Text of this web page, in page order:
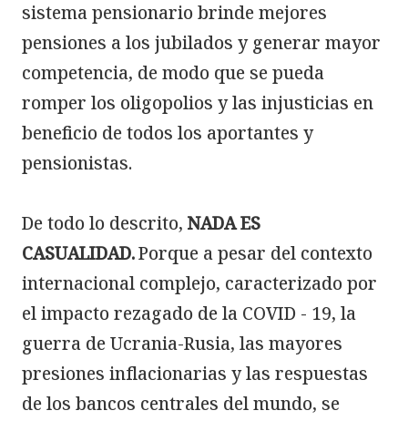
sistema pensionario brinde mejores
pensiones a los jubilados y generar mayor
competencia, de modo que se pueda
romper los oligopolios y las injusticias en
beneficio de todos los aportantes y
pensionistas.
De todo lo descrito, NADA ES
CASUALIDAD.Porque a pesar del contexto
internacional complejo, caracterizado por
el impacto rezagado de la COVID - 19, la
guerra de Ucrania-Rusia, las mayores
presiones inflacionarias y las respuestas
de los bancos centrales del mundo, se